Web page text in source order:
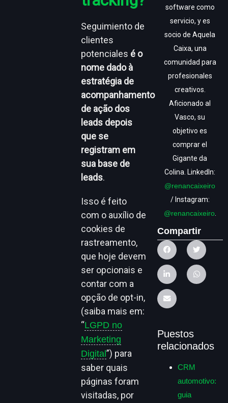
Seguimiento de
clientes
potenciales é o
nome dado à
estratégia de
acompanhamento
de ação dos
leads depois
que se
registram em
sua base de
leads.
Isso é feito
com o auxílio de
cookies de
rastreamento,
que hoje devem
ser opcionais e
contar com a
opção de opt-in,
(saiba mais em:
“LGPD no
Marketing
Digital”) para
saber quais
páginas foram
visitadas, por
software como
servicio, y es
socio de Aquela
Caixa, una
comunidad para
profesionales
creativos.
Aficionado al
Vasco, su
objetivo es
comprar el
Gigante da
Colina. LinkedIn:
@renancaixeiro
/ Instagram:
@renancaixeiro.
Compartir
Puestos
relacionados
CRM
automotivo:
guia